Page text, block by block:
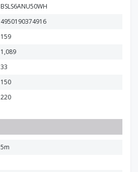
BSLS6ANU50WH
4950190374916
159
1,089
33
150
220
5m